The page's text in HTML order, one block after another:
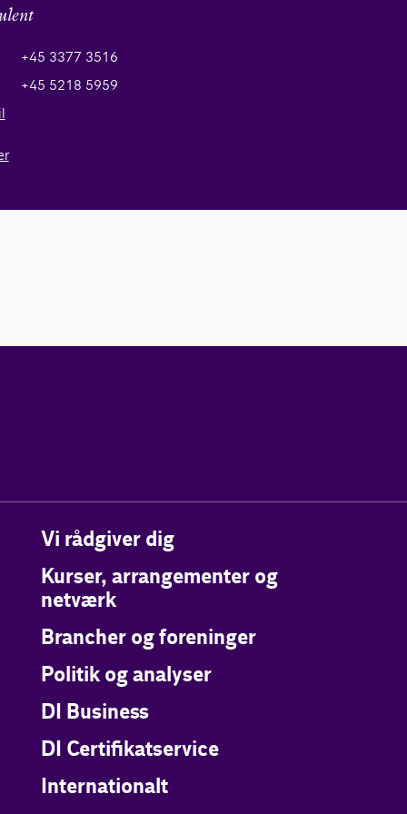
+45 3377 3516
+45 5218 5959
Vi rådgiver dig
Kurser, arrangementer og
netværk
Brancher og foreninger
Politik og analyser
DI Business
DI Certifikatservice
Internationalt